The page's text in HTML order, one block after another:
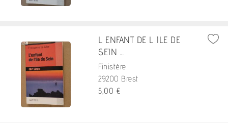
L ENFANT DE L ILE DE
SEIN ...
Finistère
29200 Brest
5,00 €